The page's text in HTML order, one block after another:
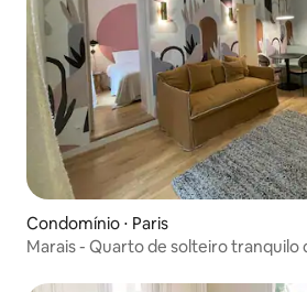
Condomínio ⋅ Paris
Marais - Quarto de solteiro tranquilo